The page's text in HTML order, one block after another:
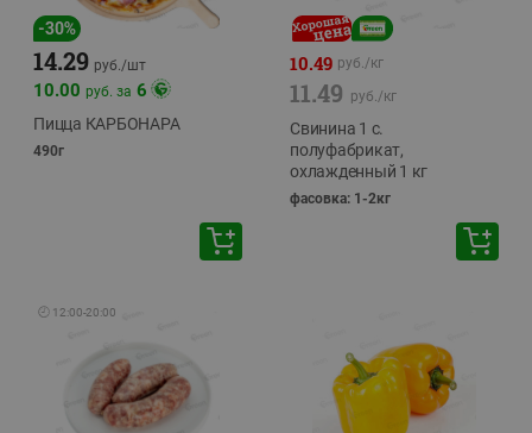
-30%
14.29 руб./шт
10.00 руб. за 6
Пицца КАРБОНАРА
490г
10.49 руб./кг
11.49 руб./кг
Свинина 1 с.
полуфабрикат,
охлажденный 1 кг
фасовка: 1-2кг
🕘 12:00-20:00